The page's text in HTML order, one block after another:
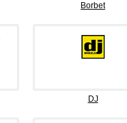
Borbet
DJ